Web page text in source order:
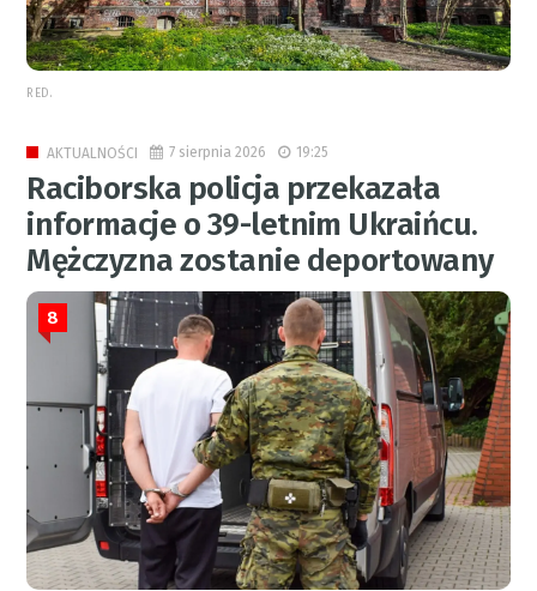
RED.
AKTUALNOŚCI 7 sierpnia 2026 19:25
Raciborska policja przekazała
informacje o 39-letnim Ukraińcu.
Mężczyzna zostanie deportowany
8